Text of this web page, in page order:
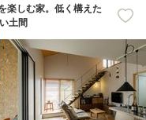
楽しむ家。低く構えた
土間